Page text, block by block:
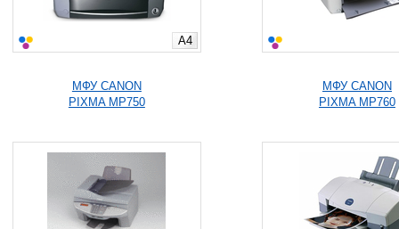
A4
МФУ CANON
PIXMA MP750
МФУ CANON
PIXMA MP760